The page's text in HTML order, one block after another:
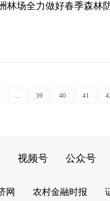
林场全力做好春季森林
... 39 40 41
视频号 公众号
网 农村金融时报